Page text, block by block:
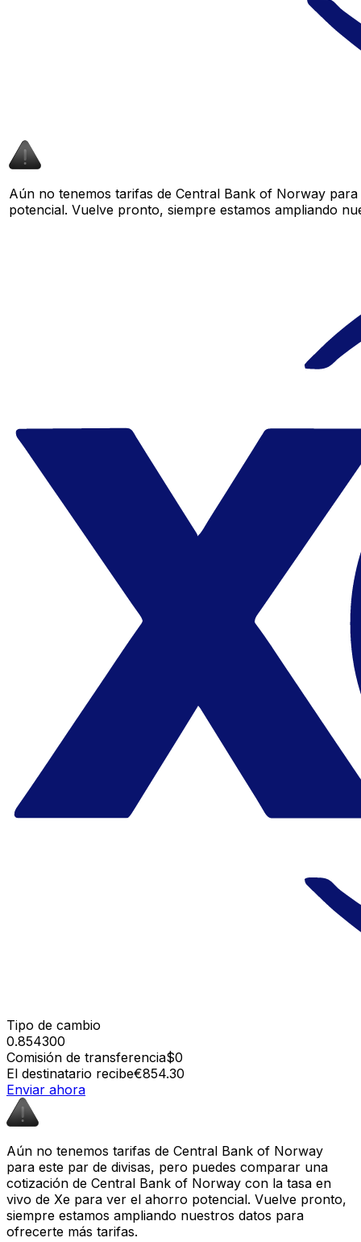
Aún no tenemos tarifas de Central Bank of Norway
potencial. Vuelve pronto, siempre estamos ampliando
Tipo de cambio
0.854300
Comisión de transferencia$0
El destinatario recibe€854.30
Enviar ahora
Aún no tenemos tarifas de Central Bank of Norway
para este par de divisas, pero puedes comparar una
cotización de Central Bank of Norway con la tasa en
vivo de Xe para ver el ahorro potencial. Vuelve pronto,
siempre estamos ampliando nuestros datos para
ofrecerte más tarifas.